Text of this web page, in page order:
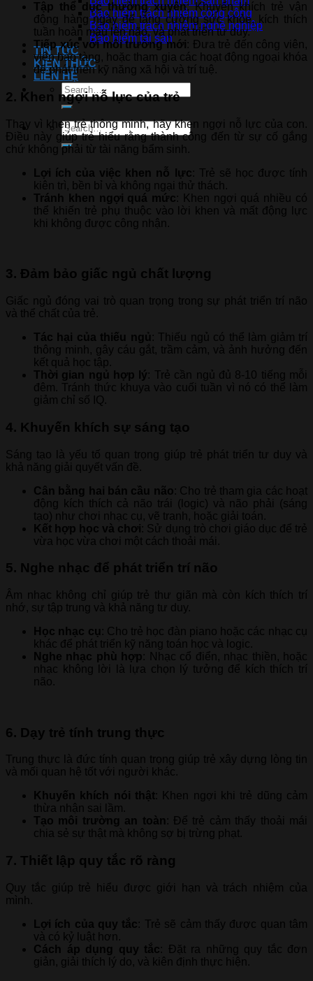
Bảo hiểm trách nhiệm công cộng
Bảo hiểm trách nhiệm nghề nghiệp
Bảo hiểm tài sản
TIN TỨC
KIẾN THỨC
LIÊN HỆ
Tập thể dục thường xuyên: Khuyến khích trẻ vận
động hàng ngày để tăng cường sức khỏe, kích thích
tuần hoàn máu lên não, và phát triển tư duy.
Tiếp xúc với môi trường mới: Đưa trẻ đến công viên,
viện bảo tàng, hoặc tham gia các hoạt động ngoại khóa
để phát triển kỹ năng xã hội và trí tuệ.
2. Khen ngợi nỗ lực của trẻ
Thay vì khen trẻ thông minh, hãy khen ngợi nỗ lực của con.
Điều này giúp trẻ hiểu rằng thành công đến từ sự cố gắng
chứ không phải từ tài năng bẩm sinh.
Lợi ích của việc khen nỗ lực: Trẻ sẽ học được tính
kiên trì, bền bỉ và không ngại thử thách.
Tránh khen ngợi quá mức: Khen ngợi quá nhiều có
thể khiến trẻ phụ thuộc vào lời khen và mất động lực
khi không được công nhận.
3. Đảm bảo giấc ngủ chất lượng
Giấc ngủ đóng vai trò quan trọng trong sự phát triển trí não
và thể chất của trẻ.
Tác hại của thiếu ngủ : Thiếu ngủ có thể làm giảm trí
thông minh, gây cáu gắt, trầm cảm, và ảnh hưởng đến
kết quả học tập.
Thời gian ngủ hợp lý: Trẻ cần ngủ đủ 8-10 tiếng mỗi
đêm. Tránh thức khuya vào cuối tuần vì nó có thể làm
giảm chỉ số IQ.
4. Khuyến khích sự sáng tạo
Sáng tạo là yếu tố quan trọng giúp trẻ phát triển tư duy và
khả năng giải quyết vấn đề.
Cân bằng hai bán cầu não: Cho trẻ tham gia các hoạt
động kích thích cả não trái (logic) và não phải (sáng
tạo) như chơi nhạc cụ, vẽ tranh, hoặc giải toán.
Kết hợp học và chơi: Sử dụng trò chơi giáo dục để trẻ
vừa học vừa chơi một cách thoải mái.
5. Nghe nhạc để phát triển trí não
Âm nhạc không chỉ giúp trẻ thư giãn mà còn kích thích trí
nhớ, sự tập trung và khả năng tư duy.
Học nhạc cụ : Cho trẻ học đàn piano hoặc các nhạc cụ
khác để phát triển kỹ năng toán học và logic.
Nghe nhạc phù hợp: Nhạc cổ điển, nhạc thiền, hoặc
nhạc không lời là lựa chọn lý tưởng để kích thích trí
não.
6. Dạy trẻ tính trung thực
Trung thực là đức tính quan trọng giúp trẻ xây dựng lòng tin
và mối quan hệ tốt với người khác.
Khuyến khích nói thật: Khen ngợi khi trẻ dũng cảm
thừa nhận sai lầm.
Tạo môi trường an toàn : Để trẻ cảm thấy thoải mái
chia sẻ sự thật mà không sợ bị trừng phạt.
7. Thiết lập quy tắc rõ ràng
Quy tắc giúp trẻ hiểu được giới hạn và trách nhiệm của
mình.
Lợi ích của quy tắc: Trẻ sẽ cảm thấy được quan tâm
và có kỷ luật hơn.
Cách áp dụng quy tắc: Đặt ra những quy tắc đơn
giản, giải thích lý do, và kiên định thực hiện.